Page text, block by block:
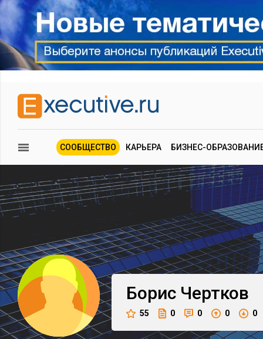
СООБЩЕСТВО КАРЬЕРА БИЗНЕС-
Борис Чертков
55 0 0 0 0